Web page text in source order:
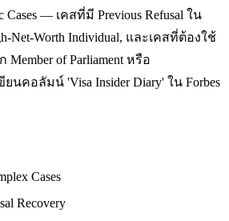
Cases — เคสที่มี Previous Refusal ใน
Net-Worth Individual, และเคสที่ต้องใช้
Member of Parliament หรือ
นคอลัมน์ 'Visa Insider Diary' ใน Forbes
Cases
Recovery